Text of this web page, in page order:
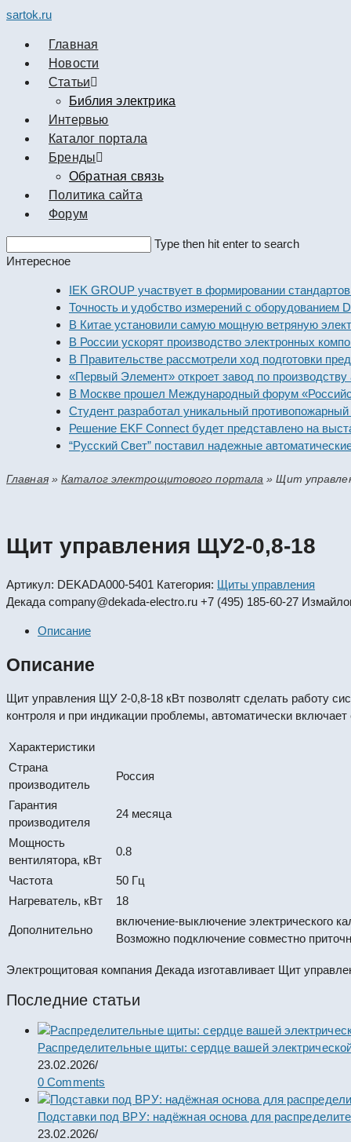
sartok.ru
Главная
Новости
Cтатьи
Библия электрика
Интервью
Каталог портала
Бренды
Обратная связь
Политика сайта
Форум
this
Type then hit enter to search
Интересное
IEK GROUP участвует в формировании стандартов
Точность и удобство измерений с оборудованием Dekraft
В Китае установили самую мощную ветряную
В России ускорят производство электронных
В Правительстве рассмотрели ход подготовки
«Первый Элемент» откроет завод по производству
В Москве прошел Международный форум «Российская
Студент разработал уникальный противопожарный
Решение EKF Connect будет представлено на
“Русский Свет” поставил надежные автоматические
Главная»Каталог электрощитового портала »Щит
Щит управления ЩУ2-0,8-18
Артикул: DEKADA000-5401 Категория: Щиты управления
Декада company@dekada-electro.ru +7 (495) 185-60-27
Описание
Описание
Щит управления ЩУ 2-0,8-18 кВт позволяtт сделать работу
контроля и при индикации проблемы, автоматически включает
Характеристики
Страна
производитель
Россия
Гарантия
производителя
24 месяца
Мощность
вентилятора, кВт
0.8
Частота
50 Гц
Нагреватель, кВт
18
Дополнительно
включение-выключение электрического
Возможно подключение совместно
Электрощитовая компания Декада изготавливает Щит
Последние статьи
Распределительные щиты: сердце вашей
23.02.2026/
0 Comments
Подставки под ВРУ: надёжная основа для
23.02.2026/